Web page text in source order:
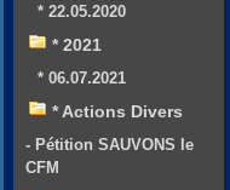
* 22.05.2020
* 2021
* 06.07.2021
* Actions Divers
- Pétition SAUVONS le
CFM